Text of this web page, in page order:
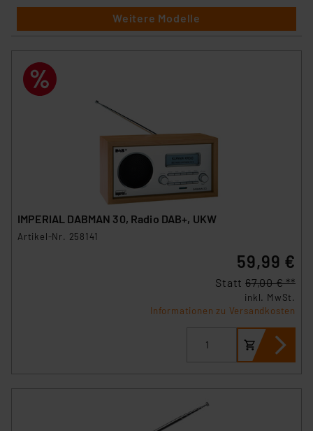
Weitere Modelle
IMPERIAL DABMAN 30, Radio DAB+, UKW
Artikel-Nr. 258141
59,99 €
Statt 67,00 € **
inkl. MwSt.
Informationen zu Versandkosten